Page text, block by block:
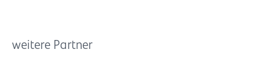
weitere Partner